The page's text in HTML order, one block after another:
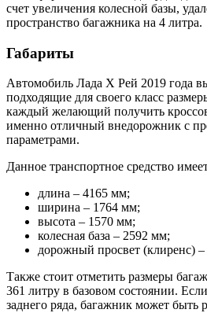
счет увеличения колесной базы,
пространство багажника на 4 литра.
Габариты
Автомобиль Лада Х Рей 2019 года
подходящие для своего класс
каждый желающий получить
именно отличный внедорожник с
параметрами.
Данное транспортное средство
длина – 4165 мм;
ширина – 1764 мм;
высота – 1570 мм;
колесная база – 2592 мм;
дорожный просвет (клиренс)
Также стоит отметить размеры
361 литру в базовом состоянии.
заднего ряда, багажник может быть